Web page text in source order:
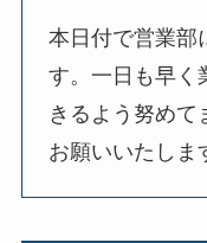
本日付で営業部
す。一日も早く
きるよう努めて
お願いいたしま